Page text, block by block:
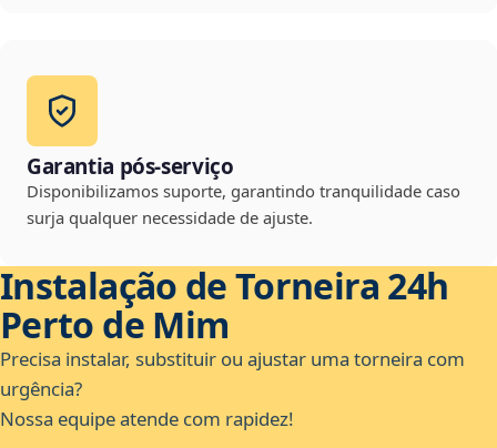
Garantia pós-serviço
Disponibilizamos suporte, garantindo tranquilidade caso
surja qualquer necessidade de ajuste.
Instalação de Torneira 24h
Perto de Mim
Precisa instalar, substituir ou ajustar uma torneira com
urgência?
Nossa equipe atende com rapidez!